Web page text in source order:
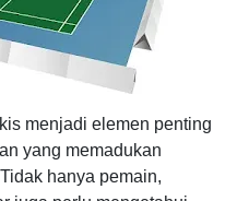
menjadi elemen penting
yang memadukan
hanya pemain,